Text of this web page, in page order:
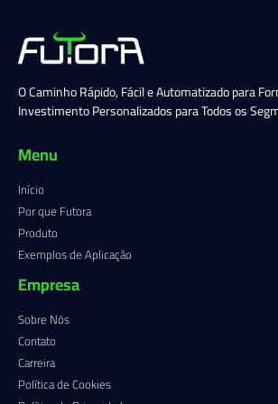
O Caminho Rápido, Fácil e Automatizado para
Investimento Personalizados para Todos os
Menu
Início
Por que Futora
Produto
Exemplos de Aplicação
Empresa
Sobre Nós
Contato
Carreira
Política de Cookies